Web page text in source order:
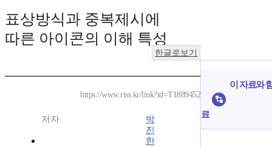
표상방식과 중복제시에
따른 아이콘의 이해 특성
한글로보기
https://www.riss.kr/link?id=T1889452
저자
박
진
한
이 자료와
료